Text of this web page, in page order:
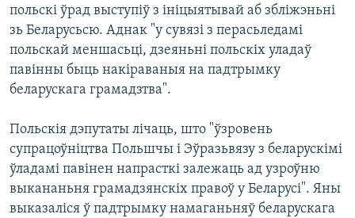
польскі ўрад выступіў з ініцыятывай аб збліжэньні
зь Беларусьсю. Аднак "у сувязі з перасьледамі
польскай меншасьці, дзеяньні польскіх уладаў
павінны быць накіраваныя на падтрымку
беларускага грамадзтва".
Польскія дэпутаты лічаць, што "ўзровень
супрацоўніцтва Польшчы і Эўразьвязу з беларускімі
ўладамі павінен напрасткі залежаць ад узроўню
выкананьня грамадзянскіх правоў у Беларусі". Яны
выказаліся ў падтрымку намаганьняў беларускага